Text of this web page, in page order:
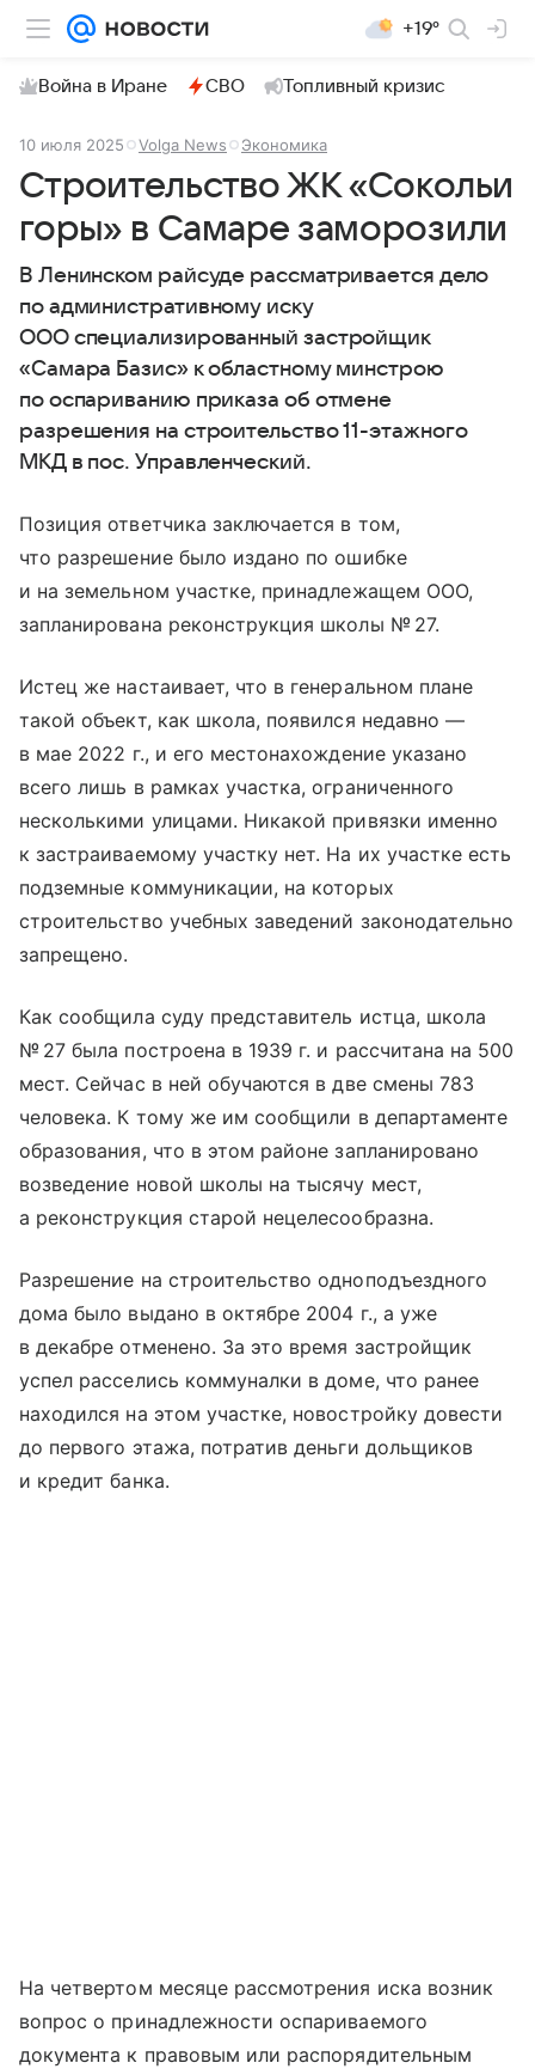
+19°
Война в Иране СВО Топливный кризис
10 июля 2025 Volga News Экономика
Строительство ЖК «Сокольи
горы» в Самаре заморозили
В Ленинском райсуде рассматривается дело
по административному иску
ООО специализированный застройщик
«Самара Базис» к областному минстрою
по оспариванию приказа об отмене
разрешения на строительство 11-этажного
МКД в пос. Управленческий.
Позиция ответчика заключается в том,
что разрешение было издано по ошибке
и на земельном участке, принадлежащем ООО,
запланирована реконструкция школы № 27.
Истец же настаивает, что в генеральном плане
такой объект, как школа, появился недавно —
в мае 2022 г., и его местонахождение указано
всего лишь в рамках участка, ограниченного
несколькими улицами. Никакой привязки именно
к застраиваемому участку нет. На их участке есть
подземные коммуникации, на которых
строительство учебных заведений законодательно
запрещено.
Как сообщила суду представитель истца, школа
№ 27 была построена в 1939 г. и рассчитана на 500
мест. Сейчас в ней обучаются в две смены 783
человека. К тому же им сообщили в департаменте
образования, что в этом районе запланировано
возведение новой школы на тысячу мест,
а реконструкция старой нецелесообразна.
Разрешение на строительство одноподъездного
дома было выдано в октябре 2004 г., а уже
в декабре отменено. За это время застройщик
успел расселись коммуналки в доме, что ранее
находился на этом участке, новостройку довести
до первого этажа, потратив деньги дольщиков
и кредит банка.
На четвертом месяце рассмотрения иска возник
вопрос о принадлежности оспариваемого
документа к правовым или распорядительным